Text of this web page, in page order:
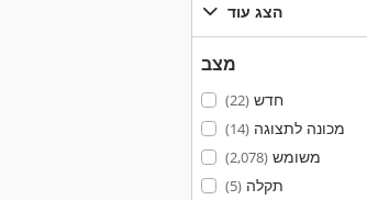
הצג עוד
מצב
חדש(22)
מכונה לתצוגה(14)
משומש(2,078)
תקלה(5)